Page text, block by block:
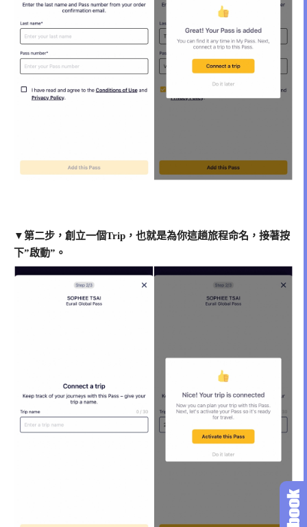
▼第二步，創立一個Trip，也就是為你這趟旅程命名，接著按
下”啟動”。